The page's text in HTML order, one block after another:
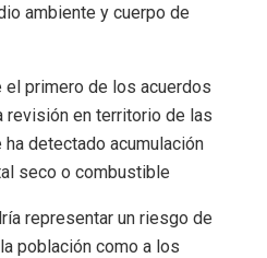
ambiente y cuerpo de
el primero de los acuerdos
revisión en territorio de las
detectado acumulación
seco o combustible
representar un riesgo de
población como a los